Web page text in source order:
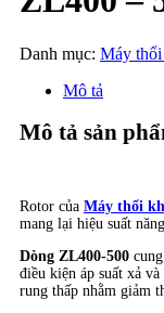
Danh mục: Máy
Mô tả
Mô tả sản
Rotor của Máy thổi
mang lại hiệu suất
Dòng ZL400-500
điều kiện áp suất xả
rung thấp nhằm giảm